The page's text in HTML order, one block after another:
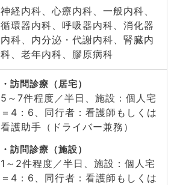
神経内科、心療内科、一般内科、
循環器内科、呼吸器内科、消化器
内科、内分泌・代謝内科、腎臓内
科、老年内科、膠原病科
訪問診療（居宅）
5～7件程度／半日、施設：個人宅
＝4：6、同行者：看護師もしくは
看護助手（ドライバー兼務）
訪問診療（施設）
1～2件程度／半日、施設：個人宅
＝4：6、同行者：看護師もしくは